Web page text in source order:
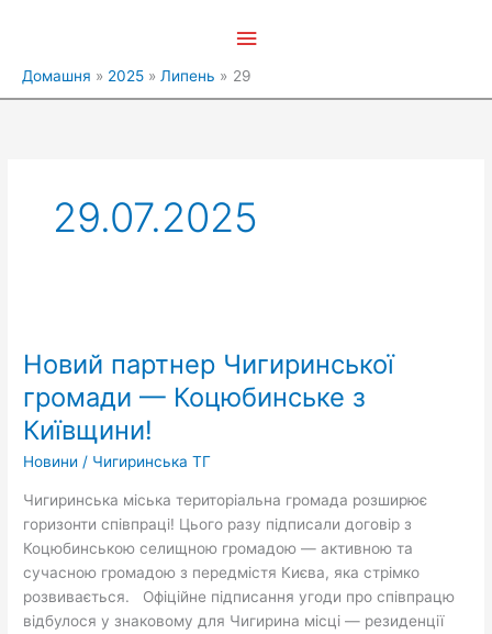
меню
Домашня 2025 Липень 29
29.07.2025
Новий партнер Чигиринської
громади — Коцюбинське з
Київщини!
Новини / Чигиринська ТГ
Чигиринська міська територіальна громада розширює
горизонти співпраці! Цього разу підписали договір з
Коцюбинською селищною громадою — активною та
сучасною громадою з передмістя Києва, яка стрімко
розвивається. Офіційне підписання угоди про співпрацю
відбулося у знаковому для Чигирина місці — резиденції
Чигиринської
—
Коцюбинське
з